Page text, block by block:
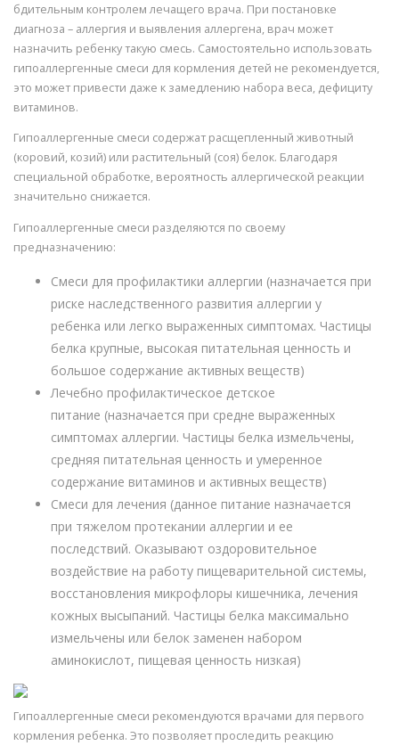
бдительным контролем лечащего врача. При постановке
диагноза – аллергия и выявления аллергена, врач может
назначить ребенку такую смесь. Самостоятельно использовать
гипоаллергенные смеси для кормления детей не рекомендуется,
это может привести даже к замедлению набора веса, дефициту
витаминов.
Гипоаллергенные смеси содержат расщепленный животный
(коровий, козий) или растительный (соя) белок. Благодаря
специальной обработке, вероятность аллергической реакции
значительно снижается.
Гипоаллергенные смеси разделяются по своему
предназначению:
Смеси для профилактики аллергии (назначается при
риске наследственного развития аллергии у
ребенка или легко выраженных симптомах. Частицы
белка крупные, высокая питательная ценность и
большое содержание активных веществ)
Лечебно профилактическое детское
питание (назначается при средне выраженных
симптомах аллергии. Частицы белка измельчены,
средняя питательная ценность и умеренное
содержание витаминов и активных веществ)
Смеси для лечения (данное питание назначается
при тяжелом протекании аллергии и ее
последствий. Оказывают оздоровительное
воздействие на работу пищеварительной системы,
восстановления микрофлоры кишечника, лечения
кожных высыпаний. Частицы белка максимально
измельчены или белок заменен набором
аминокислот, пищевая ценность низкая)
Гипоаллергенные смеси рекомендуются врачами для первого
кормления ребенка. Это позволяет проследить реакцию